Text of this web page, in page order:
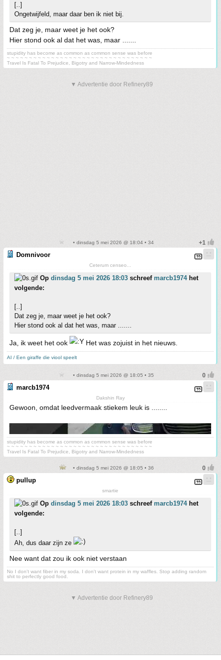
[..]
Ongetwijfeld, maar daar ben ik niet bij.
Dat zeg je, maar weet je het ook?
Hier stond ook al dat het was, maar .......
stupidity has become as common as common sense was before
~ ~ ~ ~ ~ ~ ~ ~ ~ ~ ~ ~ ~ ~ ~ ~ ~ ~ ~ ~ ~ ~ ~ ~ ~ ~ ~ ~ ~ ~ ~ ~ ~
Travel Is Fatal To Prejudice, Bigotry and Narrow-Mindedness
▼ Advertentie door Refinery89
• dinsdag 5 mei 2026 @ 18:04 • 34
Domnivoor
Ceterum censeo...
Op dinsdag 5 mei 2026 18:03 schreef marcb1974het
volgende:
[..]
Dat zeg je, maar weet je het ook?
Hier stond ook al dat het was, maar .......
Ja, ik weet het ook Het was zojuist in het nieuws.
AI / Een giraffe die viool speelt
• dinsdag 5 mei 2026 @ 18:05 • 35
marcb1974
Dakshin Ray
Gewoon, omdat leedvermaak stiekem leuk is ........
stupidity has become as common as common sense was before
~ ~ ~ ~ ~ ~ ~ ~ ~ ~ ~ ~ ~ ~ ~ ~ ~ ~ ~ ~ ~ ~ ~ ~ ~ ~ ~ ~ ~ ~ ~ ~ ~
Travel Is Fatal To Prejudice, Bigotry and Narrow-Mindedness
• dinsdag 5 mei 2026 @ 18:05 • 36
pullup
smartie
Op dinsdag 5 mei 2026 18:03 schreef marcb1974het
volgende:
[..]
Ah, dus daar zijn ze
Nee want dat zou ik ook niet verstaan
No I don't want fiber in my soda. I don't want protein in my waffles. Stop adding random
shit to perfectly good food.
▼ Advertentie door Refinery89